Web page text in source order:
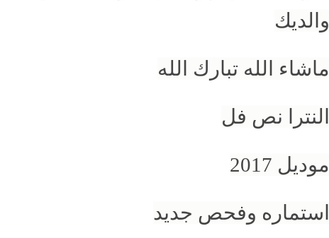
والديك
ماشاء الله تبارك الله
النترا نص فل
موديل 2017
استماره وفحص جديد